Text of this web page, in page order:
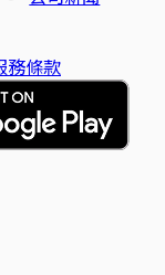
務條款